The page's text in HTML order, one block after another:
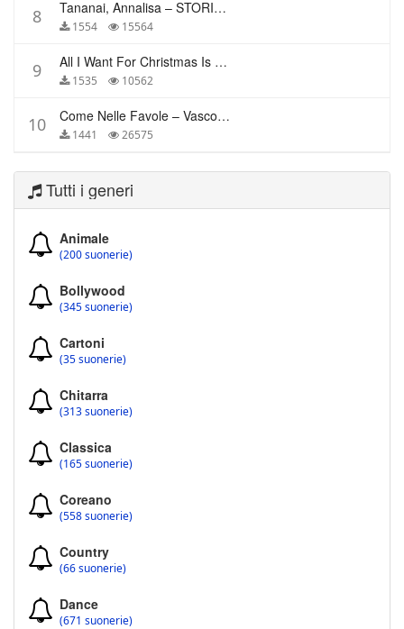
8 Tananai, Annalisa – STORIE BREVI
1554 15564
9 All I Want For Christmas Is You – Mariah Carey
1535 10562
10 Come Nelle Favole – Vasco Rossi
1441 26575
Tutti i generi
Animale
(200 suonerie)
Bollywood
(345 suonerie)
Cartoni
(35 suonerie)
Chitarra
(313 suonerie)
Classica
(165 suonerie)
Coreano
(558 suonerie)
Country
(66 suonerie)
Dance
(671 suonerie)